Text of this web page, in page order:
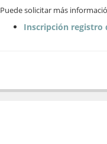
Puede solicitar más
Inscripción registro